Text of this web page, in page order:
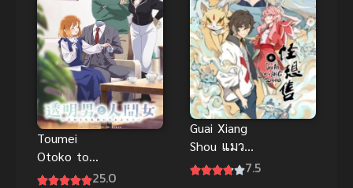
Toumei
Otoko to
Ningen Onna25.0
Guai Xiang
Shou แมว
พิศวงคนอลเวง
7.5